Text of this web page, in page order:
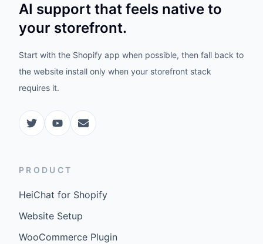
AI support that feels native to
your storefront.
Start with the Shopify app when possible, then fall back to
the website install only when your storefront stack
requires it.
PRODUCT
HeiChat for Shopify
Website Setup
WooCommerce Plugin